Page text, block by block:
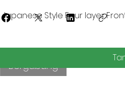
Bergabung
Japanese Style Four layer